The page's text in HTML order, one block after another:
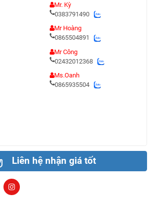
Mr. Kỳ
0383791490
Mr Hoàng
0865504891
Mr Công
02432012368
Ms.Oanh
0865935504
Liên hệ nhận giá tốt